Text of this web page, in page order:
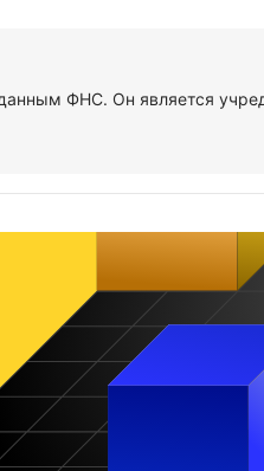
ФНС. Он является